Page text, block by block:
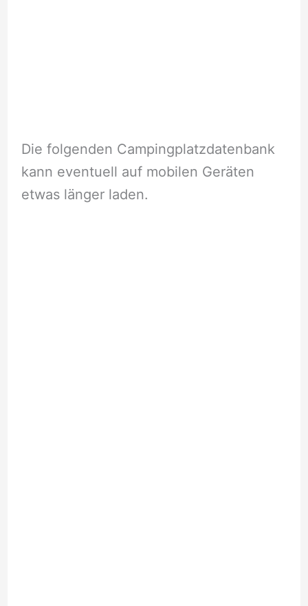
Die folgenden Campingplatzdatenbank
kann eventuell auf mobilen Geräten
etwas länger laden.